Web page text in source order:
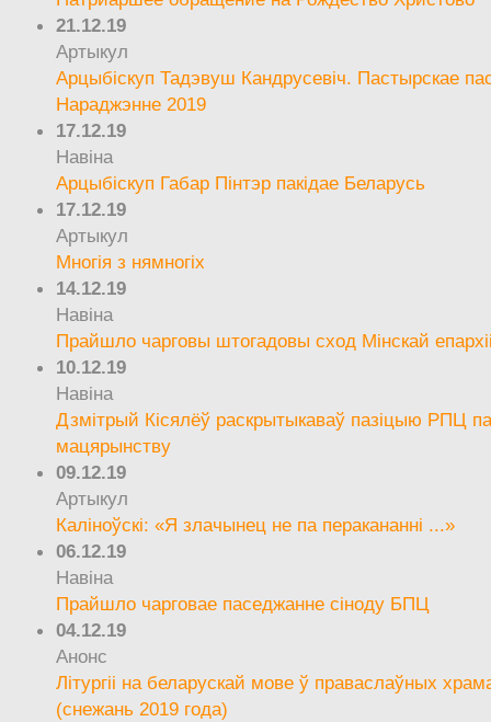
21.12.19
Артыкул
Арцыбіскуп Тадэвуш Кандрусевіч. Пастырскае
Нараджэнне 2019
17.12.19
Навіна
Арцыбіскуп Габар Пінтэр пакідае Беларусь
17.12.19
Артыкул
Многія з нямногіх
14.12.19
Навіна
Прайшло чарговы штогадовы сход Мінскай
10.12.19
Навіна
Дзмітрый Кісялёў раскрытыкаваў пазіцыю РПЦ
мацярынству
09.12.19
Артыкул
Каліноўскі: «Я злачынец не па перакананні ...»
06.12.19
Навіна
Прайшло чарговае паседжанне сіноду БПЦ
04.12.19
Анонс
Літургіі на беларускай мове ў праваслаўных
(снежань 2019 года)